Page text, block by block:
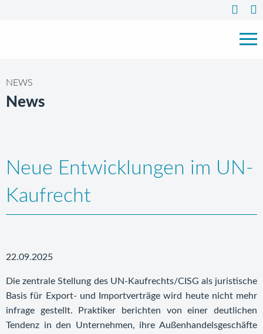
NEWS
News
Neue Entwicklungen im UN-
Kaufrecht
22.09.2025
Die zentrale Stellung des UN-Kaufrechts/CISG als juristische
Basis für Export- und Importverträge wird heute nicht mehr
infrage gestellt. Praktiker berichten von einer deutlichen
Tendenz in den Unternehmen, ihre Außenhandelsgeschäfte